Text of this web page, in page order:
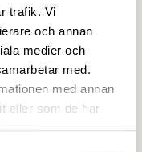
trafik. Vi
och annan
medier och
med.
med annan
eller som de har